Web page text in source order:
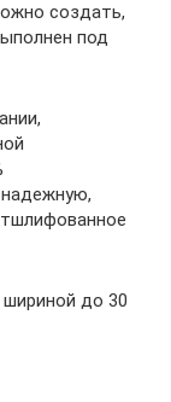
создать,
под
надежную,
до 30